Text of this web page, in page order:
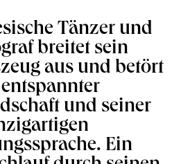
Tänzer und
breitet sein
aus und betört
und seiner
Ein